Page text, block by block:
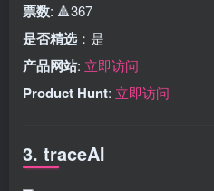
票数: 🔺367
是否精选 ：是
产品网站: 立即访问
Product Hunt: 立即访问
3. traceAI